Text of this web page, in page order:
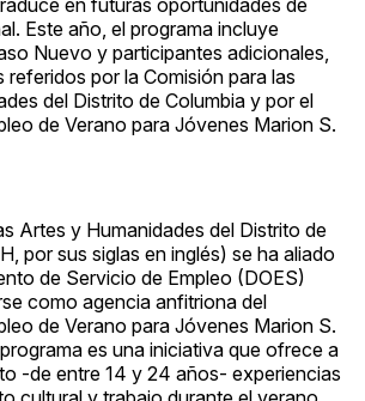
Este año, el programa incluye
Nuevo y participantes adicionales,
por la Comisión para las
del Distrito de Columbia y por el
de Verano para Jóvenes Marion S.
Artes y Humanidades del Distrito de
por sus siglas en inglés) se ha aliado
de Servicio de Empleo (DOES)
como agencia anfitriona del
de Verano para Jóvenes Marion S.
es una iniciativa que ofrece a
-de entre 14 y 24 años- experiencias